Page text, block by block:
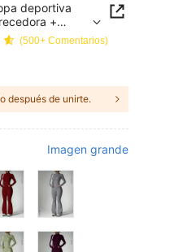
deportiva
+
frontal
(500+ Comentarios)
después de unirte.
Imagen grande